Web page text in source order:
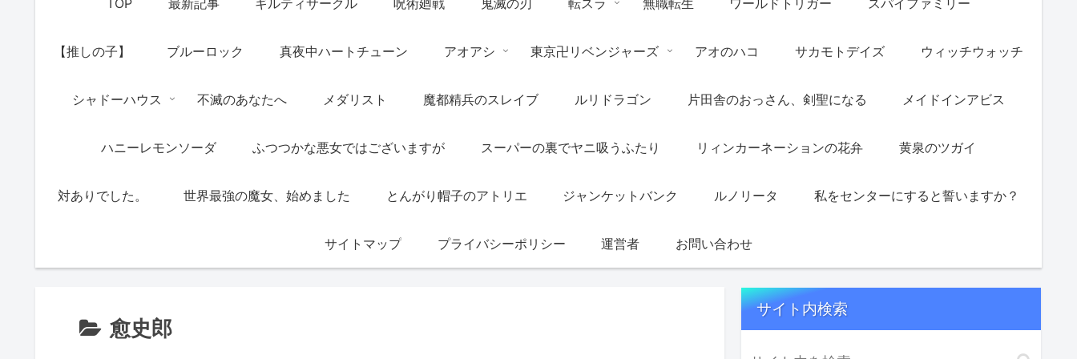
【推しの子】 ブルーロック 真夜中ハートチューン アオアシ 東京卍リベンジャーズ アオのハコ サカモトデイズ ウィッチウォッチ
シャドーハウス 不滅のあなたへ メダリスト 魔都精兵のスレイブ ルリドラゴン 片田舎のおっさん、剣聖になる メイドインアビス
ハニーレモンソーダ ふつつかな悪女ではございますが スーパーの裏でヤニ吸うふたり リィンカーネーションの花弁 黄泉のツガイ
対ありでした。 世界最強の魔女、始めました とんがり帽子のアトリエ ジャンケットバンク ルノリータ 私をセンターにすると誓いますか？
サイトマップ プライバシーポリシー 運営者 お問い合わせ
愈史郎
サイト内検索